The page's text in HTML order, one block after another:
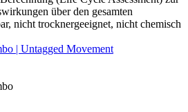
über den gesamten
nicht trocknergeeignet, nicht chemisch
| Untagged Movement